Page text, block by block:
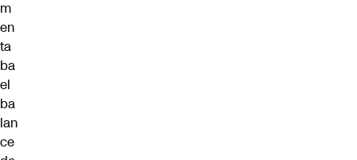
m
en
ta
ba
el
ba
lan
ce